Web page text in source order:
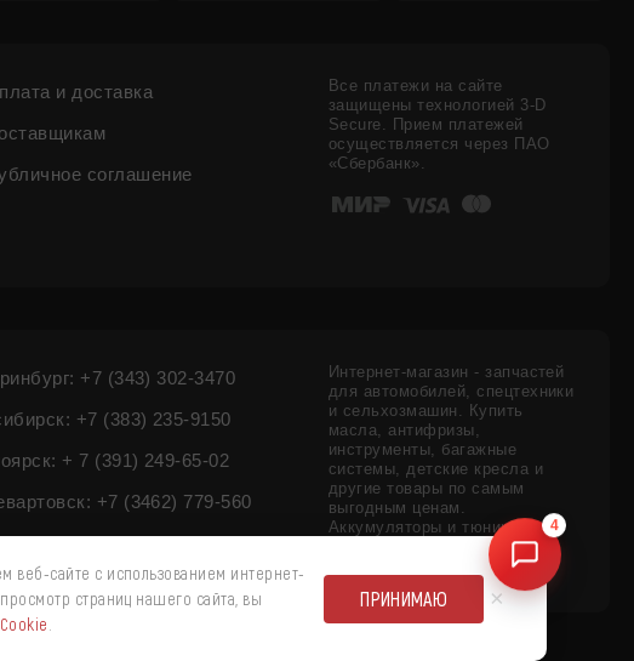
и доставка
соглашение
Все платежи на сайте
защищены технологией 3-D
Secure. Прием платежей
осуществляется через ПАО
«Сбербанк».
+7 (343) 302-3470
+7 (383) 235-9150
+ 7 (391) 249-65-02
+7 (3462) 779-560
Интернет-магазин - запчастей
для автомобилей, спецтехники
и сельхозмашин. Купить
масла, антифризы,
инструменты, багажные
системы, детские кресла и
другие товары по самым
выгодным ценам.
Аккумуляторы и тюнинг
внедорожников - цены,
4
веб-сайте с использованием интернет-
страниц нашего сайта, вы
ПРИНИМАЮ ×